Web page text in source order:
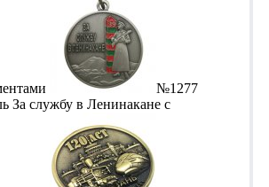
№1277
За службу в Ленинакане с